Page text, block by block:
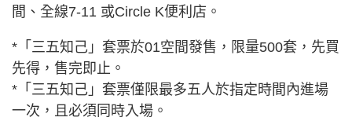
間、全線7-11 或Circle K便利店。
*「三五知己」套票於01空間發售，限量500套，先買
先得，售完即止。
*「三五知己」套票僅限最多五人於指定時間內進場
一次，且必須同時入場。